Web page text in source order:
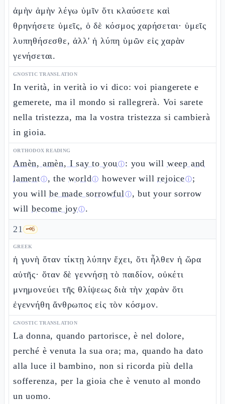
ἀμὴν ἀμὴν λέγω ὑμῖν ὅτι κλαύσετε καὶ
θρηνήσετε ὑμεῖς, ὁ δὲ κόσμος χαρήσεται· ὑμεῖς
λυπηθήσεσθε, ἀλλ' ἡ λύπη ὑμῶν εἰς χαρὰν
γενήσεται.
GNOSTIC TRANSLATION
In verità, in verità io vi dico: voi piangerete e
gemerete, ma il mondo si rallegrerà. Voi sarete
nella tristezza, ma la vostra tristezza si cambierà
in gioia.
ORTHODOX READING
Amèn, amèn, I say to youⓘ: you will weep and
lamentⓘ, theworldⓘ however willrejoiceⓘ;
you willbe made sorrowfulⓘ, but your sorrow
will become joyⓘ.
21 🗝️6
GREEK
ἡ γυνὴ ὅταν τίκτῃ λύπην ἔχει, ὅτι ἦλθεν ἡ ὥρα
αὐτῆς· ὅταν δὲ γεννήσῃ τὸ παιδίον, οὐκέτι
μνημονεύει τῆς θλίψεως διὰ τὴν χαρὰν ὅτι
ἐγεννήθη ἄνθρωπος εἰς τὸν κόσμον.
GNOSTIC TRANSLATION
La donna, quando partorisce, è nel dolore,
perché è venuta la sua ora; ma, quando ha dato
alla luce il bambino, non si ricorda più della
sofferenza, per la gioia che è venuto al mondo
un uomo.